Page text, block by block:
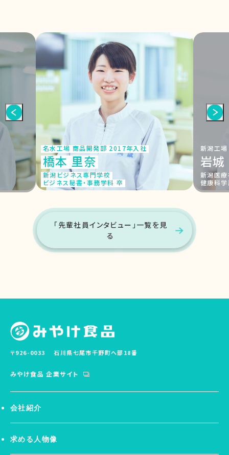
名水工場 商品開発部 2017年入社
橋本 里奈
新潟ビジネス専門学校
ビジネス秘書・事務学科 卒
新潟工
岩
新潟医
健康科
「先輩社員インタビュー」一覧を見
る
〒926-0033 石川県七尾市千野町へ部18番
みやけ食品 企業サイト
会社紹介
求める人物像